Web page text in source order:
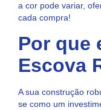
a cor pode variar,
cada compra!
Por que
Escova
A sua construção
se como um